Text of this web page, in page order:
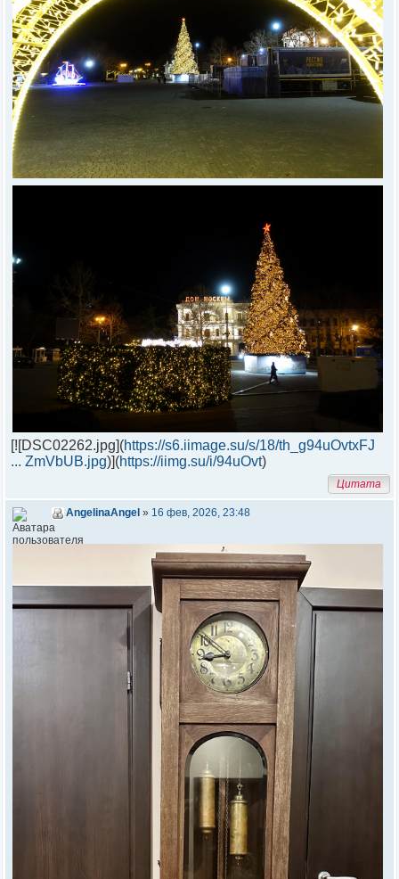
[![DSC02262.jpg](https://s6.iimage.su/s/18/th_g94uOvtxFJ
... ZmVbUB.jpg)](https://iimg.su/i/94uOvt)
Цитата
AngelinaAngel » 16 фев, 2026, 23:48